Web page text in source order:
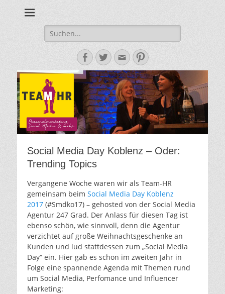
Blog
Suche
nach:
Facebook
Twitter
E-
Mail-
Adresse
Pinterest
Social Media Day Koblenz – Oder:
Trending Topics
Vergangene Woche waren wir als Team-HR
gemeinsam beim Social Media Day Koblenz
2017 (#Smdko17) – gehosted von der Social Media
Agentur 247 Grad. Der Anlass für diesen Tag ist
ebenso schön, wie sinnvoll, denn die Agentur
verzichtet auf große Weihnachtsgeschenke an
Kunden und lud stattdessen zum „Social Media
Day“ ein. Hier gab es schon im zweiten Jahr in
Folge eine spannende Agenda mit Themen rund
um Social Media, Perfomance und Influencer
Marketing: